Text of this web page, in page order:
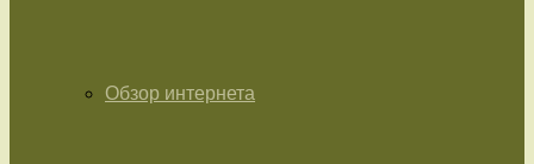
Обзор интернета